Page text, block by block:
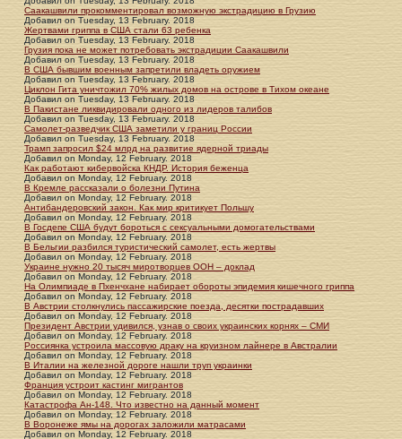
Саакашвили прокомментировал возможную экстрадицию в Грузию
Добавил on Tuesday, 13 February. 2018
Жертвами гриппа в США стали 63 ребенка
Добавил on Tuesday, 13 February. 2018
Грузия пока не может потребовать экстрадиции Саакашвили
Добавил on Tuesday, 13 February. 2018
В США бывшим военным запретили владеть оружием
Добавил on Tuesday, 13 February. 2018
Циклон Гита уничтожил 70% жилых домов на острове в Тихом океане
Добавил on Tuesday, 13 February. 2018
В Пакистане ликвидировали одного из лидеров талибов
Добавил on Tuesday, 13 February. 2018
Самолет-разведчик США заметили у границ России
Добавил on Tuesday, 13 February. 2018
Трамп запросил $24 млрд на развитие ядерной триады
Добавил on Monday, 12 February. 2018
Как работают кибервойска КНДР. История беженца
Добавил on Monday, 12 February. 2018
В Кремле рассказали о болезни Путина
Добавил on Monday, 12 February. 2018
Антибандеровский закон. Как мир критикует Польшу
Добавил on Monday, 12 February. 2018
В Госдепе США будут бороться с сексуальными домогательствами
Добавил on Monday, 12 February. 2018
В Бельгии разбился туристический самолет, есть жертвы
Добавил on Monday, 12 February. 2018
Украине нужно 20 тысяч миротворцев ООН – доклад
Добавил on Monday, 12 February. 2018
На Олимпиаде в Пхенчхане набирает обороты эпидемия кишечного гриппа
Добавил on Monday, 12 February. 2018
В Австрии столкнулись пассажирские поезда, десятки пострадавших
Добавил on Monday, 12 February. 2018
Президент Австрии удивился, узнав о своих украинских корнях – СМИ
Добавил on Monday, 12 February. 2018
Россиянка устроила массовую драку на круизном лайнере в Австралии
Добавил on Monday, 12 February. 2018
В Италии на железной дороге нашли труп украинки
Добавил on Monday, 12 February. 2018
Франция устроит кастинг мигрантов
Добавил on Monday, 12 February. 2018
Катастрофа Ан-148. Что известно на данный момент
Добавил on Monday, 12 February. 2018
В Воронеже ямы на дорогах заложили матрасами
Добавил on Monday, 12 February. 2018